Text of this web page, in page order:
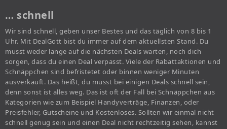
… schnell
Wir sind schnell, geben unser Bestes und das täglich von 8 bis 1
Uhr. Mit DealGott bist du immer auf dem aktuellsten Stand. Du
musst weder lange auf die nächsten Deals warten, noch dich
sorgen, dass du einen Deal verpasst. Viele der Rabattaktionen und
Schnäppchen sind befristetet oder binnen weniger Minuten
ausverkauft. Das heißt, du musst bei einigen Deals schnell sein,
denn sonst ist alles weg. Das ist oft der Fall bei Schnäppchen aus
Kategorien wie zum Beispiel Handyverträge, Finanzen, oder
Preisfehler, Gutscheine und Kostenloses. Sollten wir einmal nicht
schnell genug sein und einen Deal nicht rechtzeitig sehen, kannst